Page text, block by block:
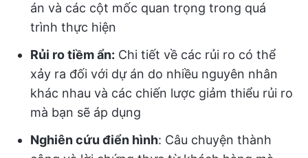
án và các cột mốc quan trọng trong quá
trình thực hiện
Rủi ro tiềm ẩn: Chi tiết về các rủi ro có thể
xảy ra đối với dự án do nhiều nguyên nhân
khác nhau và các chiến lược giảm thiểu rủi ro
mà bạn sẽ áp dụng
Nghiên cứu điển hình: Câu chuyện thành